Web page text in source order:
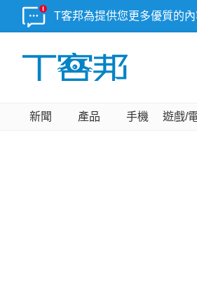
T客邦為提供您更多優質的
新聞 產品 手機 遊戲/